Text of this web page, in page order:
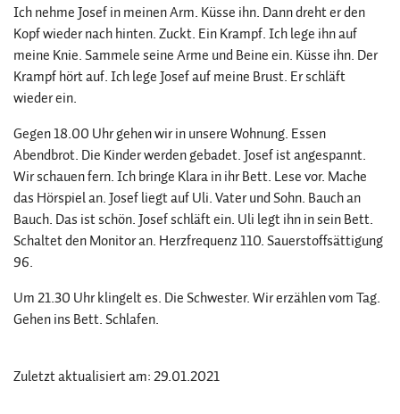
Ich nehme Josef in meinen Arm. Küsse ihn. Dann dreht er den
Kopf wieder nach hinten. Zuckt. Ein Krampf. Ich lege ihn auf
meine Knie. Sammele seine Arme und Beine ein. Küsse ihn. Der
Krampf hört auf. Ich lege Josef auf meine Brust. Er schläft
wieder ein.
Gegen 18.00 Uhr gehen wir in unsere Wohnung. Essen
Abendbrot. Die Kinder werden gebadet. Josef ist angespannt.
Wir schauen fern. Ich bringe Klara in ihr Bett. Lese vor. Mache
das Hörspiel an. Josef liegt auf Uli. Vater und Sohn. Bauch an
Bauch. Das ist schön. Josef schläft ein. Uli legt ihn in sein Bett.
Schaltet den Monitor an. Herzfrequenz 110. Sauerstoffsättigung
96.
Um 21.30 Uhr klingelt es. Die Schwester. Wir erzählen vom Tag.
Gehen ins Bett. Schlafen.
Zuletzt aktualisiert am: 29.01.2021